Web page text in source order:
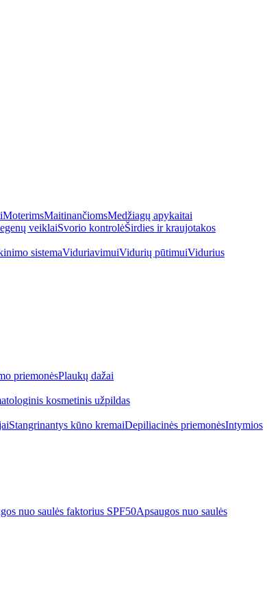
MoterimsMaitinančiomsMedžiagų apykaitai
veiklaiSvorio kontrolėŠirdies ir kraujotakos
sistemaViduriavimuiVidurių pūtimuiVidurius
priemonėsPlaukų dažai
kosmetinis užpildas
Stangrinantys kūno kremaiDepiliacinės priemonėsIntymios
nuo saulės faktorius SPF50Apsaugos nuo saulės